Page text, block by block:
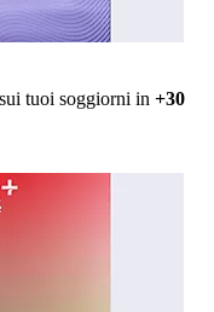
sui tuoi soggiorni in +30